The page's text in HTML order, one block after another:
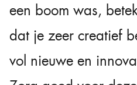
een boom was,
dat je zeer creatief
vol nieuwe en